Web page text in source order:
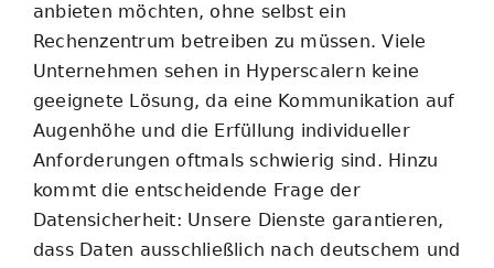
anbieten möchten, ohne selbst ein
Rechenzentrum betreiben zu müssen. Viele
Unternehmen sehen in Hyperscalern keine
geeignete Lösung, da eine Kommunikation auf
Augenhöhe und die Erfüllung individueller
Anforderungen oftmals schwierig sind. Hinzu
kommt die entscheidende Frage der
Datensicherheit: Unsere Dienste garantieren,
dass Daten ausschließlich nach deutschem und